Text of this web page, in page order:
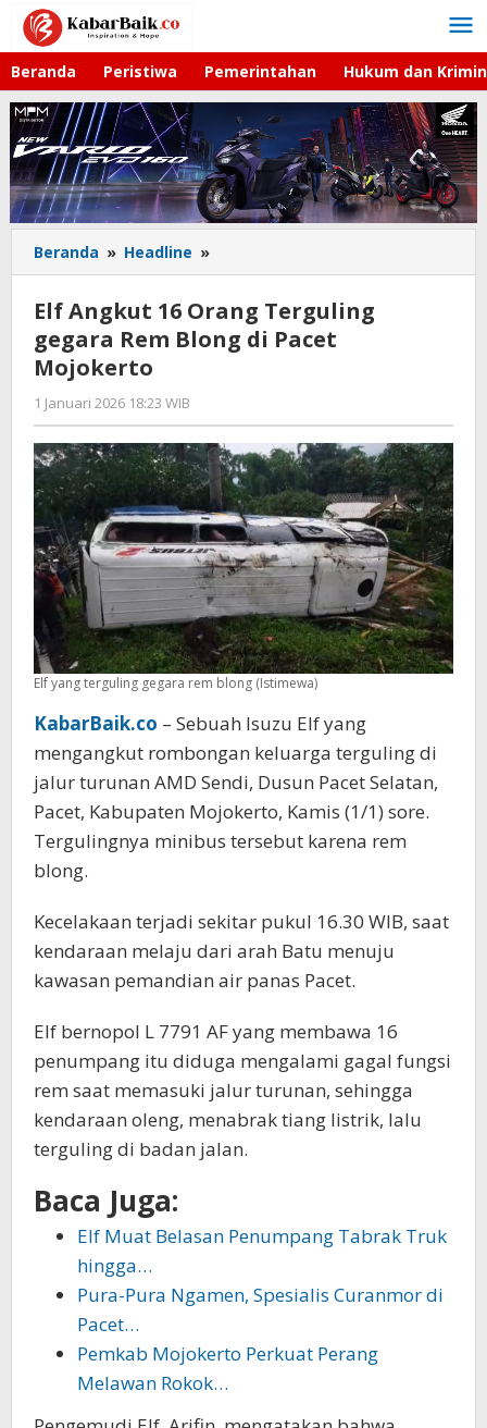
Lewati
konten
Beranda Peristiwa Pemerintahan Hukum dan
Beranda » Headline »
Angkut
Orang
Terguling
Pacet
Mojokerto
Elf Angkut 16 Orang Terguling
gegara Rem Blong di Pacet
Mojokerto
1 Januari 2026 18:23 WIB
Imam
WD
Elf yang terguling gegara rem blong (Istimewa)
KabarBaik.co – Sebuah Isuzu Elf yang
mengangkut rombongan keluarga terguling di
jalur turunan AMD Sendi, Dusun Pacet Selatan,
Pacet, Kabupaten Mojokerto, Kamis (1/1) sore.
Tergulingnya minibus tersebut karena rem
blong.
Kecelakaan terjadi sekitar pukul 16.30 WIB, saat
kendaraan melaju dari arah Batu menuju
kawasan pemandian air panas Pacet.
Elf bernopol L 7791 AF yang membawa 16
penumpang itu diduga mengalami gagal fungsi
rem saat memasuki jalur turunan, sehingga
kendaraan oleng, menabrak tiang listrik, lalu
terguling di badan jalan.
Baca Juga:
Elf Muat Belasan Penumpang Tabrak Truk
hingga…
Pura-Pura Ngamen, Spesialis Curanmor di
Pacet…
Pemkab Mojokerto Perkuat Perang
Melawan Rokok…